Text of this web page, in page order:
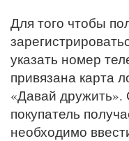
Для того чтобы
указать номер
привязана карта
«Давай
покупатель
необходимо